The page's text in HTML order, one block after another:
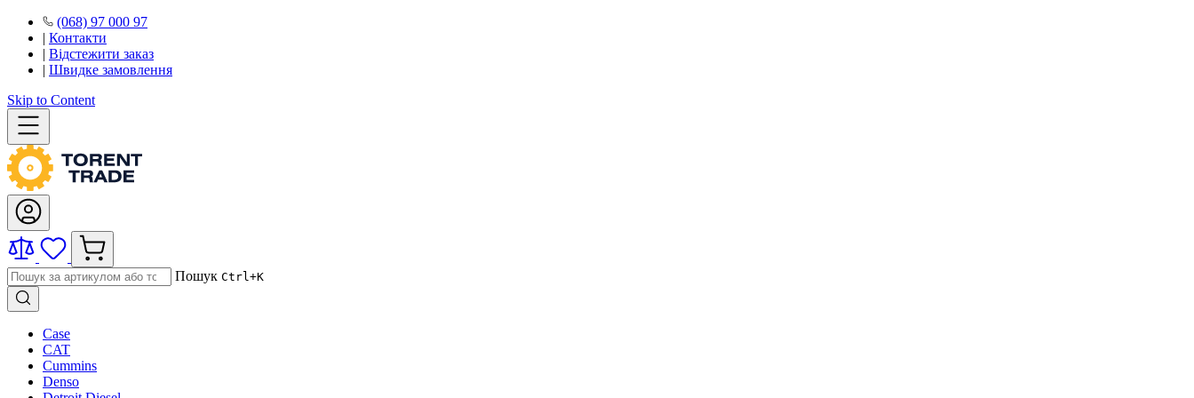
(068) 97 000 97
| Контакти
| Відстежити заказ
| Швидке замовлення
Skip to Content
Пошук Ctrl+K
Case
CAT
Cummins
Denso